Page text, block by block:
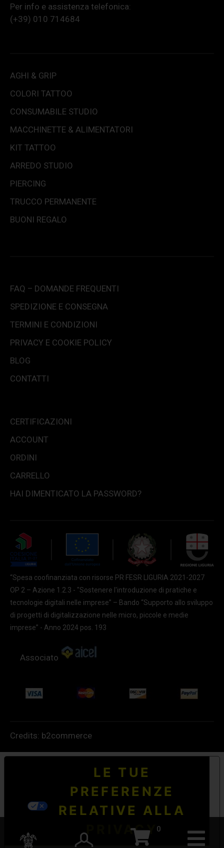
0
Per info e assistenza telefonica:
(+39) 010 714684
AGHI & GRIP
COLORI TATTOO
CONSUMABILE STUDIO
MACCHINETTE & ALIMENTATORI
KIT TATTOO
ARREDO STUDIO
PIERCING
TRUCCO PERMANENTE
BUONI REGALO
FAQ – DOMANDE FREQUENTI
SPEDIZIONE E CONSEGNA
TERMINI E CONDIZIONI
PRIVACY E COOKIE POLICY
BLOG
CONTATTI
CERTIFICAZIONI
ACCOUNT
ORDINI
CARRELLO
HAI DIMENTICATO LA PASSWORD?
“Spesa coofinanziata con risorse PR FESR LIGURIA 2021-2027
OP 2 – Azione 1.2.3 - "Sostenere l'introduzione di pratiche e
tecnologie digitali nelle imprese” – Bando “Supporto allo sviluppo
di progetti di digitalizzazione nelle micro, piccole e medie
imprese” - Anno 2024 pos. 193
Associato
Credits: b2commerce
LE TUE
PREFERENZE
RELATIVE ALLA
PRIVACY